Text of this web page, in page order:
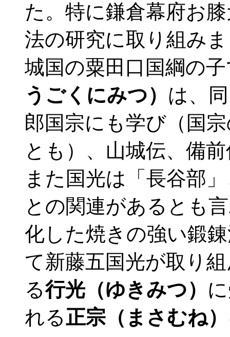
た。特に鎌倉幕府お
法の研究に取り組み
城国の粟田口国綱の
うごくにみつ） は、
郎国宗にも学び（国
とも）、山城伝、備
また国光は「長谷部
との関連があるとも
化した焼きの強い鍛
て新藤五国光が取り
る行光（ゆきみつ）
れる正宗（まさむね）